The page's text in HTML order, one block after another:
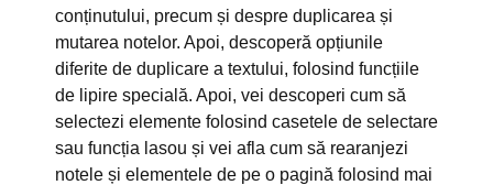
conținutului, precum și despre duplicarea și
mutarea notelor. Apoi, descoperă opțiunile
diferite de duplicare a textului, folosind funcțiile
de lipire specială. Apoi, vei descoperi cum să
selectezi elemente folosind casetele de selectare
sau funcția lasou și vei afla cum să rearanjezi
notele și elementele de pe o pagină folosind mai